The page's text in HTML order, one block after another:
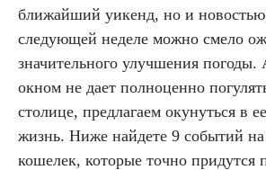
ближайший уикенд, но и
следующей неделе можно смело
значительного улучшения погоды.
окном не дает полноценно
столице, предлагаем окунуться в
жизнь. Ниже найдете 9 событий
кошелек, которые точно придутся